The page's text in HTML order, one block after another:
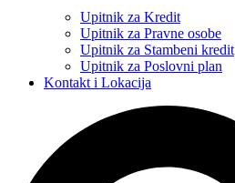
Upitnik za Kredit
Upitnik za Pravne osobe
Upitnik za Stambeni kredit
Upitnik za Poslovni plan
Kontakt i Lokacija